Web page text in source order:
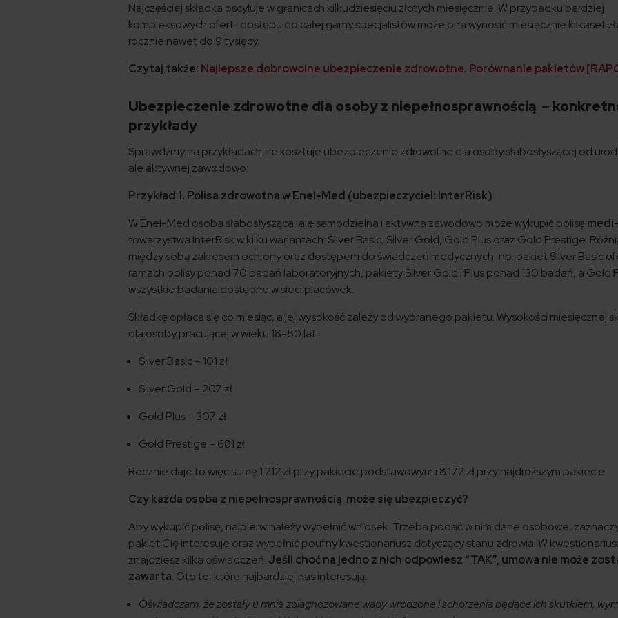
Najczęściej składka oscyluje w granicach kilkudziesięciu złotych miesięcznie. W przypadku bardziej
kompleksowych ofert i dostępu do całej gamy specjalistów może ona wynosić miesięcznie kilkaset
rocznie nawet do 9 tysięcy.
Czytaj także: Najlepsze dobrowolne ubezpieczenie zdrowotne. Porównanie pakietów
Ubezpieczenie zdrowotne dla osoby z niepełnosprawnością –
przykłady
Sprawdźmy na przykładach, ile kosztuje ubezpieczenie zdrowotne dla osoby słabosłyszącej od
ale aktywnej zawodowo:
Przykład 1. Polisa zdrowotna w Enel-Med (ubezpieczyciel: InterRisk)
W Enel-Med osoba słabosłysząca, ale samodzielna i aktywna zawodowo może wykupić polisę
towarzystwa InterRisk w kilku wariantach: Silver Basic, Silver Gold, Gold Plus oraz Gold Prestige.
między sobą zakresem ochrony oraz dostępem do świadczeń medycznych, np. pakiet Silver Basic
ramach polisy ponad 70 badań laboratoryjnych, pakiety Silver Gold i Plus ponad 130 badań, a Gold
wszystkie badania dostępne w sieci placówek.
Składkę opłaca się co miesiąc, a jej wysokość zależy od wybranego pakietu. Wysokości miesięcznej
dla osoby pracującej w wieku 18-50 lat:
Silver Basic – 101 zł
Silver Gold – 207 zł
Gold Plus – 307 zł
Gold Prestige – 681 zł
Rocznie daje to więc sumę 1.212 zł przy pakiecie podstawowym i 8.172 zł przy najdroższym pakiecie.
Czy każda osoba z niepełnosprawnością może się ubezpieczyć?
Aby wykupić polisę, najpierw należy wypełnić wniosek. Trzeba podać w nim dane osobowe,
pakiet Cię interesuje oraz wypełnić poufny kwestionariusz dotyczący stanu zdrowia. W
znajdziesz kilka oświadczeń.Jeśli choć na jedno z nich odpowiesz “TAK”, umowa nie może
zawarta. Oto te, które najbardziej nas interesują:
Oświadczam, że zostały u mnie zdiagnozowane wady wrodzone i schorzenia będące ich skutkiem,